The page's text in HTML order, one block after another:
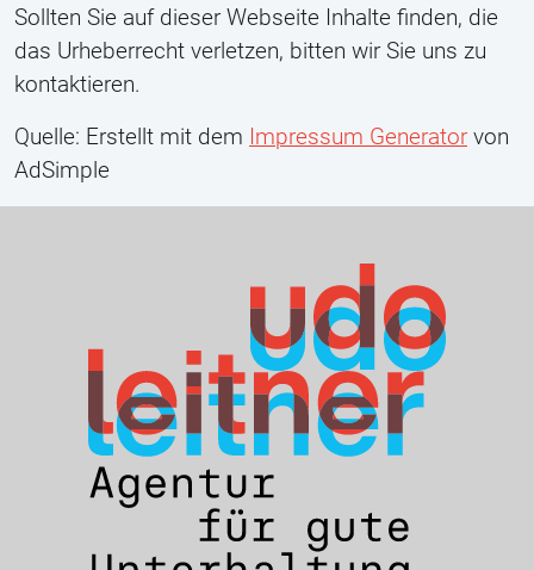
Sollten Sie auf dieser Webseite Inhalte finden, die
das Urheberrecht verletzen, bitten wir Sie uns zu
kontaktieren.
Quelle: Erstellt mit dem Impressum Generator von
AdSimple